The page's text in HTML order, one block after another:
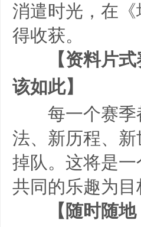
消遣时光，在
得收获。
【资料片式
该如此】
每一个赛季
法、新历程、
掉队。这将是一
共同的乐趣为目
【随时随地